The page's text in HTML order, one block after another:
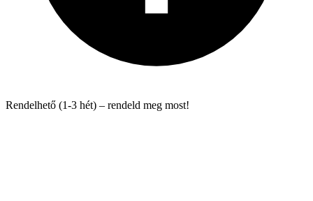
Rendelhető (1-3 hét) – rendeld meg most!